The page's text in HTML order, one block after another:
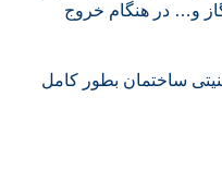
و… در هنگام خروج
ساختمان بطور کامل